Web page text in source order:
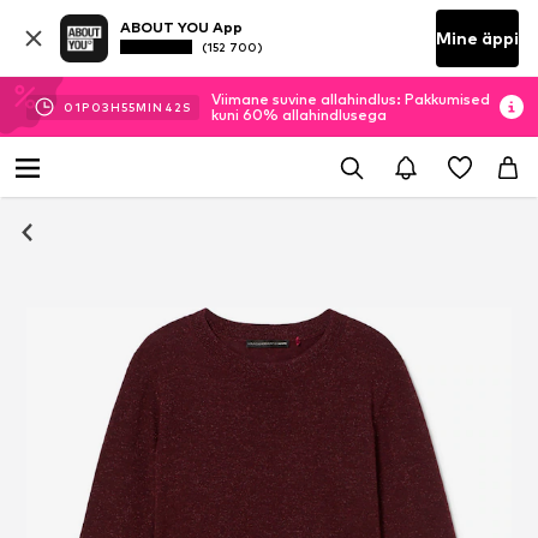
ABOUT YOU App
(152 700) Mine äppi
01P 03H55MIN 41 S
Viimane suvine allahindlus: Pakkumised
kuni 60% allahindlusega